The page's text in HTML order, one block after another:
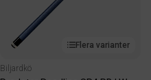
Flera varianter
Biljardkö